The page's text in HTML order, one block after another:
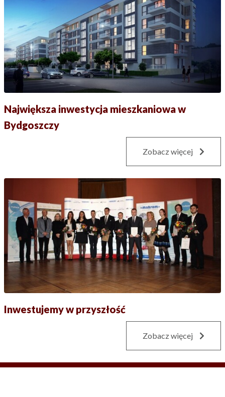
Największa inwestycja mieszkaniowa w
Bydgoszczy
Zobacz więcej
Inwestujemy w przyszłość
Zobacz więcej